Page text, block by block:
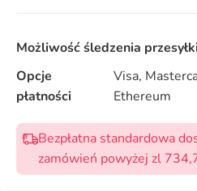
Możliwość śledzenia
Opcje
płatności
Visa,
Ethereum
Bezpłatna standardowa
zamówień powyżej zl